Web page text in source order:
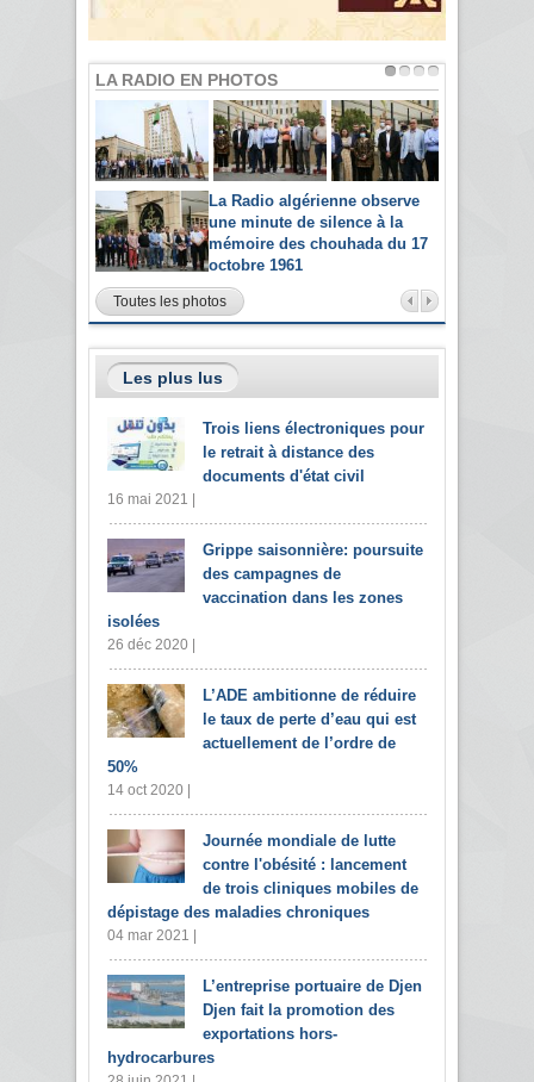
LA RADIO EN PHOTOS
La Radio algérienne observe
une minute de silence à la
mémoire des chouhada du 17
octobre 1961
Toutes les photos
Les plus lus
Trois liens électroniques pour
le retrait à distance des
documents d'état civil
16 mai 2021 |
Grippe saisonnière: poursuite
des campagnes de
vaccination dans les zones
isolées
26 déc 2020 |
L’ADE ambitionne de réduire
le taux de perte d’eau qui est
actuellement de l’ordre de
50%
14 oct 2020 |
Journée mondiale de lutte
contre l'obésité : lancement
de trois cliniques mobiles de
dépistage des maladies chroniques
04 mar 2021 |
L’entreprise portuaire de Djen
Djen fait la promotion des
exportations hors-
hydrocarbures